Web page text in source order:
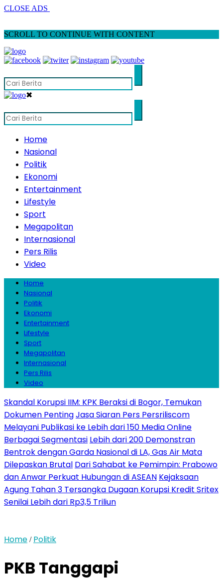
CLOSE ADS
SCROLL TO CONTINUE WITH CONTENT
✖
Home
Nasional
Politik
Ekonomi
Entertainment
Lifestyle
Sport
Megapolitan
Internasional
Pers Rilis
Video
Home
Nasional
Politik
Ekonomi
Entertainment
Lifestyle
Sport
Megapolitan
Internasional
Pers Rilis
Video
Skandal Korupsi IIM: KPK Beraksi di Bogor, Temukan
Dokumen PentingJasa Siaran Pers Persriliscom
Melayani Publikasi ke Lebih dari 150 Media Online
Berbagai Segmentasi Lebih dari 200 Demonstran
Bentrok dengan Garda Nasional di LA, Gas Air Mata
Dilepaskan Brutal Dari Sahabat ke Pemimpin: Prabowo
dan Anwar Perkuat Hubungan di ASEAN Kejaksaan
Agung Tahan 3 Tersangka Dugaan Korupsi Kredit Sritex
Senilai Lebih dari Rp3,5 Triliun
Home / Politik
PKB Tanggapi